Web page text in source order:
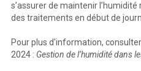
s’assurer de maintenir
des traitements en début de
Pour plus d'information, consulter
2024 : Gestion de l’humidité dans